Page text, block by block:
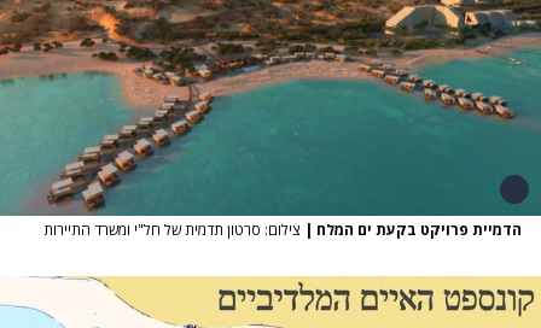
הדמיית פרויקט בקעת ים המלח | צילום: סרטון תדמית של חל"י ומשרד התיירות